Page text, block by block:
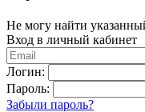
Не могу найти
Вход в личный кабинет
Логин:
Пароль:
Забыли пароль?